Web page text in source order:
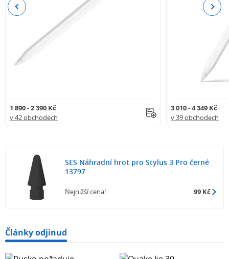
1 890 - 2 390 Kč
v 42 obchodech
3 010 - 4 349 Kč
v 39 obchodech
Previous Next
SES Náhradní hrot pro Stylus 3 Pro černé
13797
Nejnižší cena! 99 Kč
Články odjinud